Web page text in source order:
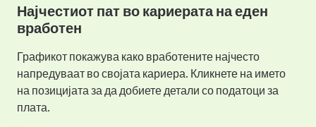
Најчестиот пат во кариерата на еден
вработен
Графикот покажува како вработените најчесто
напредуваат во својата кариера. Кликнете на името
на позицијата за да добиете детали со податоци за
плата.